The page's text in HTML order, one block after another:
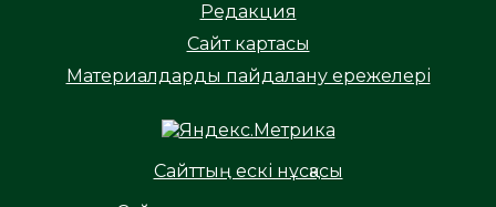
Редакция
Сайт картасы
Материалдарды пайдалану ережелері
Сайттың ескі нұсқасы